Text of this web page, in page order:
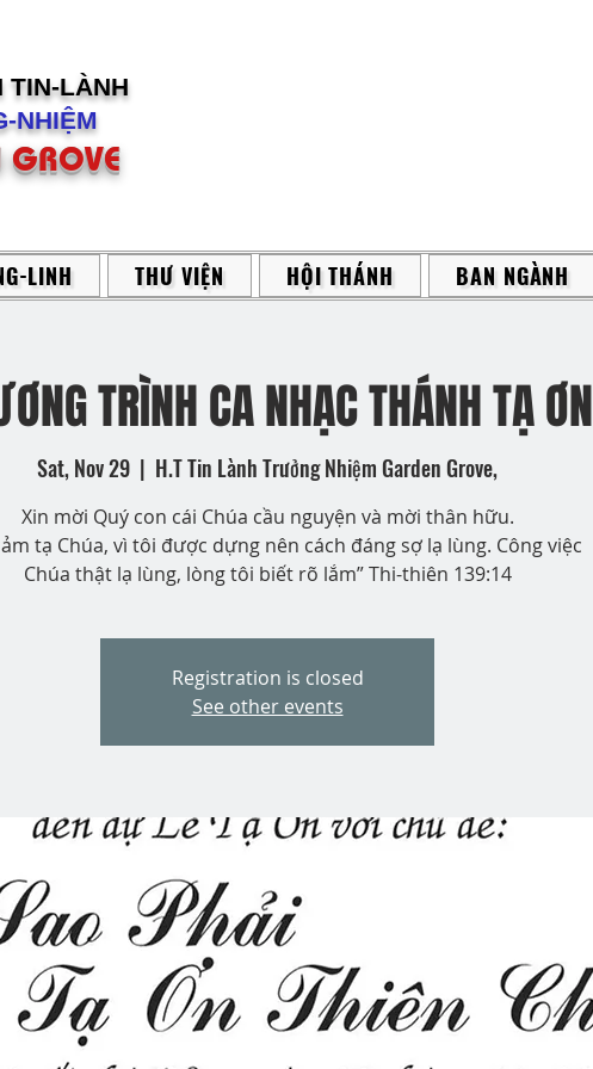
TIN-LÀNH
NHIỆM
GROVE
LINH THƯ VIỆN HỘI THÁNH BAN NGÀNH
TRÌNH CA NHẠC THÁNH TẠ ƠN
Sat, Nov 29
  |
H.T Tin Lành Trưởng Nhiệm Garden Grove,
Xin mời Quý con cái Chúa cầu nguyện và mời thân hữu.
tạ Chúa, vì tôi được dựng nên cách đáng sợ lạ lùng. Công việc
Chúa thật lạ lùng, lòng tôi biết rõ lắm” Thi-thiên 139:14
Registration is closed
See other events